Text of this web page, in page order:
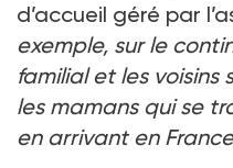
d’accueil géré par
exemple, sur le
familial et les
les mamans qui se
en arrivant en